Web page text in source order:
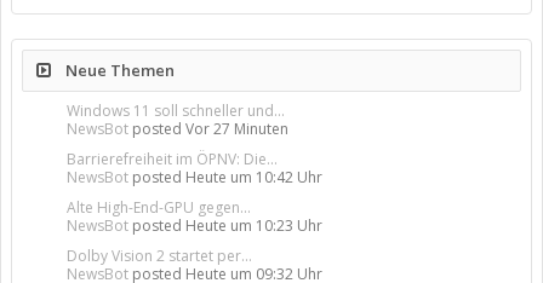
Neue Themen
Windows 11 soll schneller und...
NewsBot posted Vor 27 Minuten
Barrierefreiheit im ÖPNV: Die...
NewsBot posted Heute um 10:42 Uhr
Alte High-End-GPU gegen...
NewsBot posted Heute um 10:23 Uhr
Dolby Vision 2 startet per...
NewsBot posted Heute um 09:32 Uhr